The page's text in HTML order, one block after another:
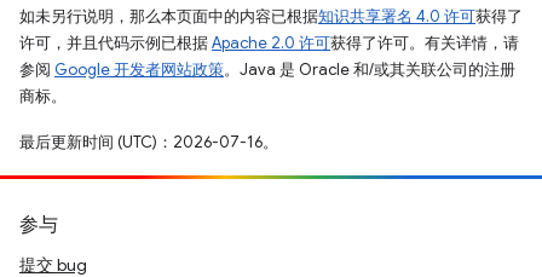
如未另行说明，那么本页面中的内容已根据知识共享署名 4.0 许可获得了
许可，并且代码示例已根据Apache 2.0 许可获得了许可。有关详情，请
参阅 Google 开发者网站政策。Java 是 Oracle 和/或其关联公司的注册
商标。
最后更新时间 (UTC)：2026-07-16。
参与
提交 bug